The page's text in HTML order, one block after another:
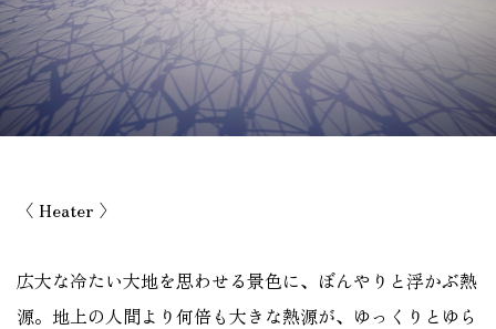
〈 Heater 〉
広大な冷たい大地を思わせる景色に、ぼんやりと浮かぶ熱
源。地上の人間より何倍も大きな熱源が、ゆっくりとゆら